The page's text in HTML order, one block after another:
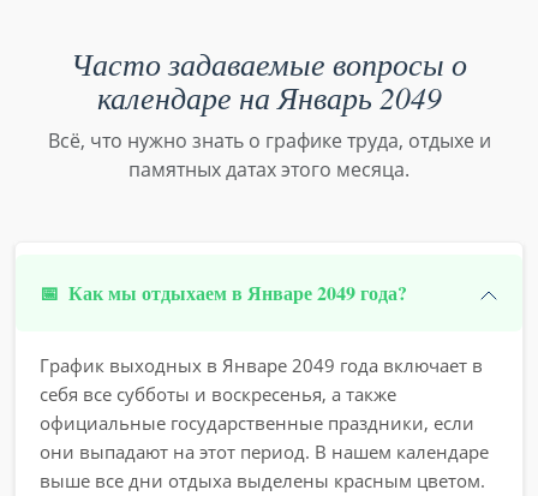
Часто задаваемые вопросы о
календаре на Январь 2049
Всё, что нужно знать о графике труда, отдыхе и
памятных датах этого месяца.
📅 Как мы отдыхаем в Январе 2049 года?
График выходных в Январе 2049 года включает в
себя все субботы и воскресенья, а также
официальные государственные праздники, если
они выпадают на этот период. В нашем календаре
выше все дни отдыха выделены красным цветом.